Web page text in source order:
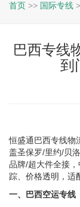
首页 >> 国际专线
巴西专线
到
恒盛通巴西专线物
盖圣保罗/里约/贝
品牌/超大件全接
踪、价格透明，适
一、巴西空运专线